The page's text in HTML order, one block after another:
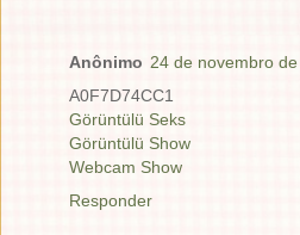
Anônimo 24 de novembro
A0F7D74CC1
Görüntülü Seks
Görüntülü Show
Webcam Show
Responder